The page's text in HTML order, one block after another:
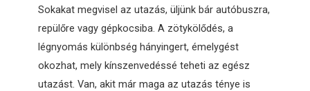
Sokakat megvisel az utazás, üljünk bár autóbuszra,
repülőre vagy gépkocsiba. A zötykölődés, a
légnyomás különbség hányingert, émelygést
okozhat, mely kínszenvedéssé teheti az egész
utazást. Van, akit már maga az utazás ténye is